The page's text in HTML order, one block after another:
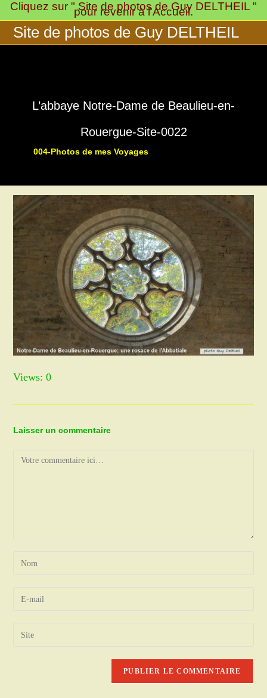
Skip
to
content
Cliquez sur " Site de photos de Guy DELTHEIL "
pour revenir à l'Accueil.
Site de photos de Guy DELTHEIL
L’abbaye Notre-Dame de Beaulieu-en-
Rouergue-Site-0022
004-Photos de mes Voyages
Views: 0
Laisser un commentaire
Comment
Enter
Enter
address
Saisir